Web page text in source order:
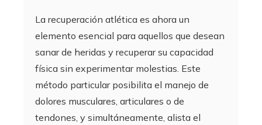
La recuperación atlética es ahora un
elemento esencial para aquellos que desean
sanar de heridas y recuperar su capacidad
física sin experimentar molestias. Este
método particular posibilita el manejo de
dolores musculares, articulares o de
tendones, y simultáneamente, alista el